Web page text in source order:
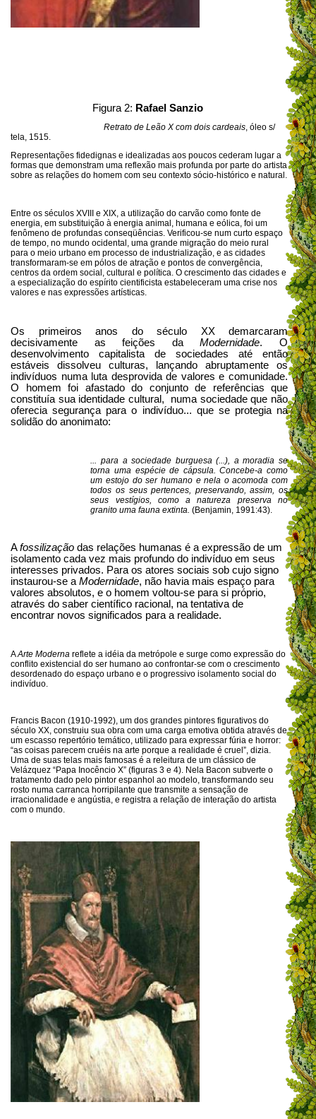
Figura 2: Rafael Sanzio
Retrato de Leão X com dois cardeais, óleo s/
tela, 1515.
Representações fidedignas e idealizadas aos poucos cederam lugar a
formas que demonstram uma reflexão mais profunda por parte do artista
sobre as relações do homem com seu contexto sócio-histórico e natural.
Entre os séculos XVIII e XIX, a utilização do carvão como fonte de
energia, em substituição à energia animal, humana e eólica, foi um
fenômeno de profundas conseqüências. Verificou-se num curto espaço
de tempo, no mundo ocidental, uma grande migração do meio rural
para o meio urbano em processo de industrialização, e as cidades
transformaram-se em pólos de atração e pontos de convergência,
centros da ordem social, cultural e política. O crescimento das cidades e
a especialização do espírito cientificista estabeleceram uma crise nos
valores e nas expressões artísticas.
Os primeiros anos do século XX demarcaram
decisivamente as feições daModernidade. O
desenvolvimento capitalista de sociedades até então
estáveis dissolveu culturas, lançando abruptamente os
indivíduos numa luta desprovida de valores e comunidade.
O homem foi afastado do conjunto de referências que
constituía sua identidade cultural, numa sociedade que não
oferecia segurança para o indivíduo... que se protegia na
solidão do anonimato:
... para a sociedade burguesa (...), a moradia se
torna uma espécie de cápsula. Concebe-a como
um estojo do ser humano e nela o acomoda com
todos os seus pertences, preservando, assim, os
seus vestígios, como a natureza preserva no
granito uma fauna extinta.(Benjamin, 1991:43).
Afossilização das relações humanas é a expressão de um
isolamento cada vez mais profundo do indivíduo em seus
interesses privados. Para os atores sociais sob cujo signo
instaurou-se a Modernidade, não havia mais espaço para
valores absolutos, e o homem voltou-se para si próprio,
através do saber científico racional, na tentativa de
encontrar novos significados para a realidade.
AArte Moderna reflete a idéia da metrópole e surge como expressão do
conflito existencial do ser humano ao confrontar-se com o crescimento
desordenado do espaço urbano e o progressivo isolamento social do
indivíduo.
Francis Bacon (1910-1992), um dos grandes pintores figurativos do
século XX, construiu sua obra com uma carga emotiva obtida através de
um escasso repertório temático, utilizado para expressar fúria e horror:
“as coisas parecem cruéis na arte porque a realidade é cruel”, dizia.
Uma de suas telas mais famosas é a releitura de um clássico de
Velázquez “Papa Inocêncio X” (figuras 3 e 4). Nela Bacon subverte o
tratamento dado pelo pintor espanhol ao modelo, transformando seu
rosto numa carranca horripilante que transmite a sensação de
irracionalidade e angústia, e registra a relação de interação do artista
com o mundo.